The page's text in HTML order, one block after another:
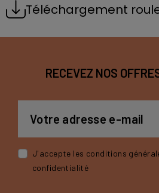
Téléchargement
RECEVEZ NOS
J'accepte les conditions
confidentialité